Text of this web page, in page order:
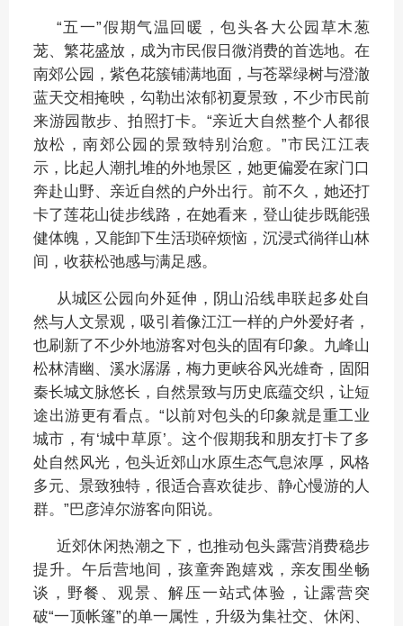
“五一”假期气温回暖，包头各大公园草木葱
茏、繁花盛放，成为市民假日微消费的首选地。在
南郊公园，紫色花簇铺满地面，与苍翠绿树与澄澈
蓝天交相掩映，勾勒出浓郁初夏景致，不少市民前
来游园散步、拍照打卡。“亲近大自然整个人都很
放松，南郊公园的景致特别治愈。”市民江江表
示，比起人潮扎堆的外地景区，她更偏爱在家门口
奔赴山野、亲近自然的户外出行。前不久，她还打
卡了莲花山徒步线路，在她看来，登山徒步既能强
健体魄，又能卸下生活琐碎烦恼，沉浸式徜徉山林
间，收获松弛感与满足感。
从城区公园向外延伸，阴山沿线串联起多处自
然与人文景观，吸引着像江江一样的户外爱好者，
也刷新了不少外地游客对包头的固有印象。九峰山
松林清幽、溪水潺潺，梅力更峡谷风光雄奇，固阳
秦长城文脉悠长，自然景致与历史底蕴交织，让短
途出游更有看点。“以前对包头的印象就是重工业
城市，有‘城中草原’。这个假期我和朋友打卡了多
处自然风光，包头近郊山水原生态气息浓厚，风格
多元、景致独特，很适合喜欢徒步、静心慢游的人
群。”巴彦淖尔游客向阳说。
近郊休闲热潮之下，也推动包头露营消费稳步
提升。午后营地间，孩童奔跑嬉戏，亲友围坐畅
谈，野餐、观景、解压一站式体验，让露营突
破“一顶帐篷”的单一属性，升级为集社交、休闲、